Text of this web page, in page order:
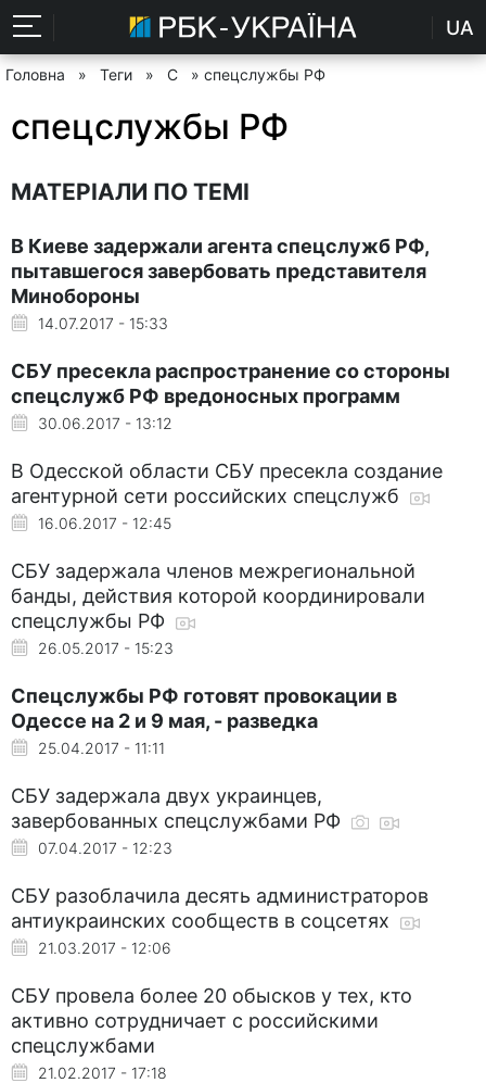
UA
Головна » Теги » С » спецслужбы РФ
спецслужбы РФ
МАТЕРІАЛИ ПО ТЕМІ
В Киеве задержали агента спецслужб РФ,
пытавшегося завербовать представителя
Минобороны
14.07.2017 - 15:33
СБУ пресекла распространение со стороны
спецслужб РФ вредоносных программ
30.06.2017 - 13:12
В Одесской области СБУ пресекла создание
агентурной сети российских спецслужб
16.06.2017 - 12:45
СБУ задержала членов межрегиональной
банды, действия которой координировали
спецслужбы РФ
26.05.2017 - 15:23
Спецслужбы РФ готовят провокации в
Одессе на 2 и 9 мая, - разведка
25.04.2017 - 11:11
СБУ задержала двух украинцев,
завербованных спецслужбами РФ
07.04.2017 - 12:23
СБУ разоблачила десять администраторов
антиукраинских сообществ в соцсетях
21.03.2017 - 12:06
СБУ провела более 20 обысков у тех, кто
активно сотрудничает с российскими
спецслужбами
21.02.2017 - 17:18